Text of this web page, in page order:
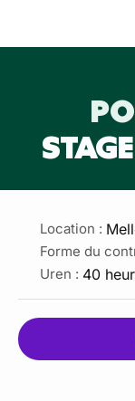
Location :
Forme du
Uren : 40